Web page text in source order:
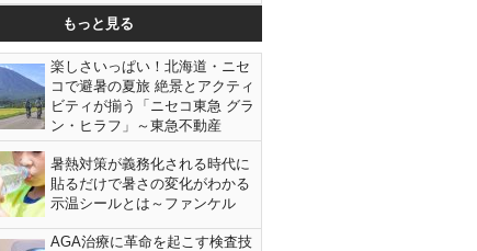
もっと見る
楽しさいっぱい！北海道・ニセ
コで避暑の夏旅 絶景とアクティ
ビティが揃う「ニセコ東急 グラ
ン・ヒラフ」～東急不動産
暑熱対策が義務化される時代に
貼るだけで暑さの変化がわかる
示温シールとは～ファンケル
AGA治療に革命を起こす検査技